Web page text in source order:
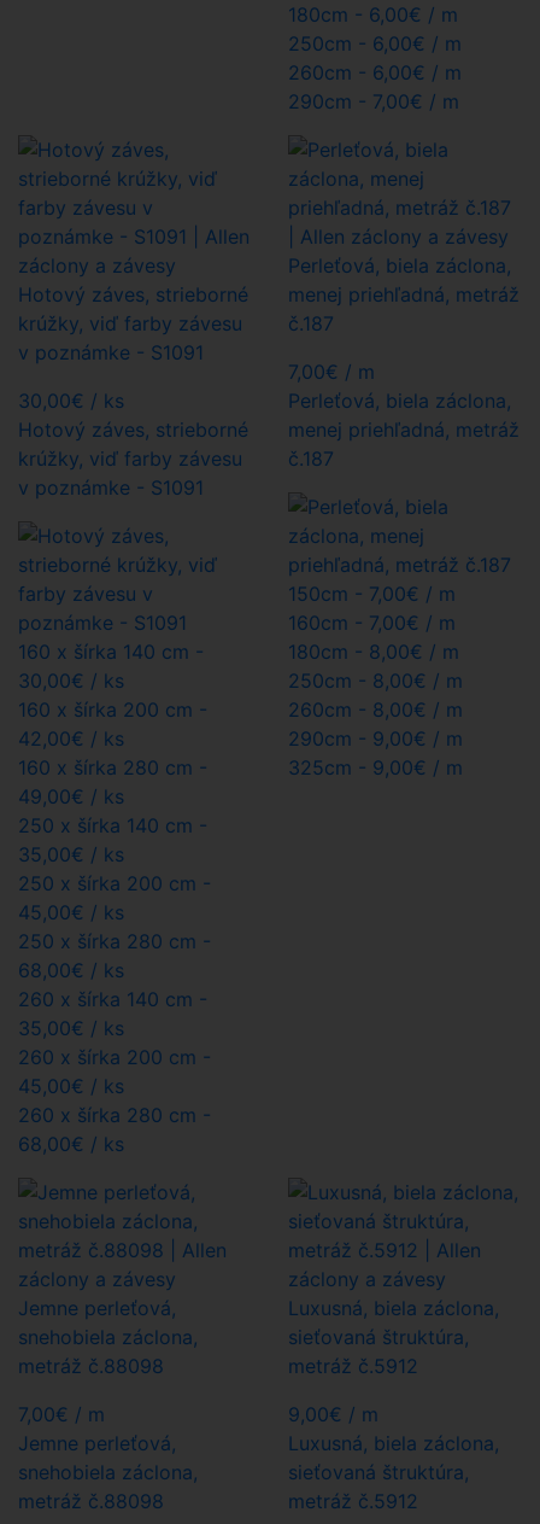
180cm - 6,00€ / m
250cm - 6,00€ / m
260cm - 6,00€ / m
290cm - 7,00€ / m
Hotový záves, strieborné
krúžky, viď farby závesu
v poznámke - S1091
30,00€ / ks
Hotový záves, strieborné
krúžky, viď farby závesu
v poznámke - S1091
160 x šírka 140 cm -
30,00€ / ks
160 x šírka 200 cm -
42,00€ / ks
160 x šírka 280 cm -
49,00€ / ks
250 x šírka 140 cm -
35,00€ / ks
250 x šírka 200 cm -
45,00€ / ks
250 x šírka 280 cm -
68,00€ / ks
260 x šírka 140 cm -
35,00€ / ks
260 x šírka 200 cm -
45,00€ / ks
260 x šírka 280 cm -
68,00€ / ks
Perleťová, biela záclona,
menej priehľadná, metráž
č.187
7,00€ / m
Perleťová, biela záclona,
menej priehľadná, metráž
č.187
150cm - 7,00€ / m
160cm - 7,00€ / m
180cm - 8,00€ / m
250cm - 8,00€ / m
260cm - 8,00€ / m
290cm - 9,00€ / m
325cm - 9,00€ / m
Jemne perleťová,
snehobiela záclona,
metráž č.88098
7,00€ / m
Jemne perleťová,
snehobiela záclona,
metráž č.88098
Luxusná, biela záclona,
sieťovaná štruktúra,
metráž č.5912
9,00€ / m
Luxusná, biela záclona,
sieťovaná štruktúra,
metráž č.5912